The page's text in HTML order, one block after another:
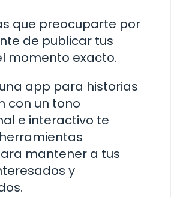
que preocuparte por
de publicar tus
momento exacto.
app para historias
con un tono
e interactivo te
mantener a tus
y